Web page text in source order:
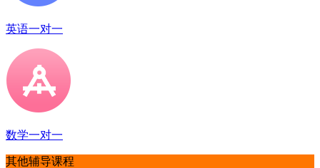
英语一对一
数学一对一
其他辅导课程